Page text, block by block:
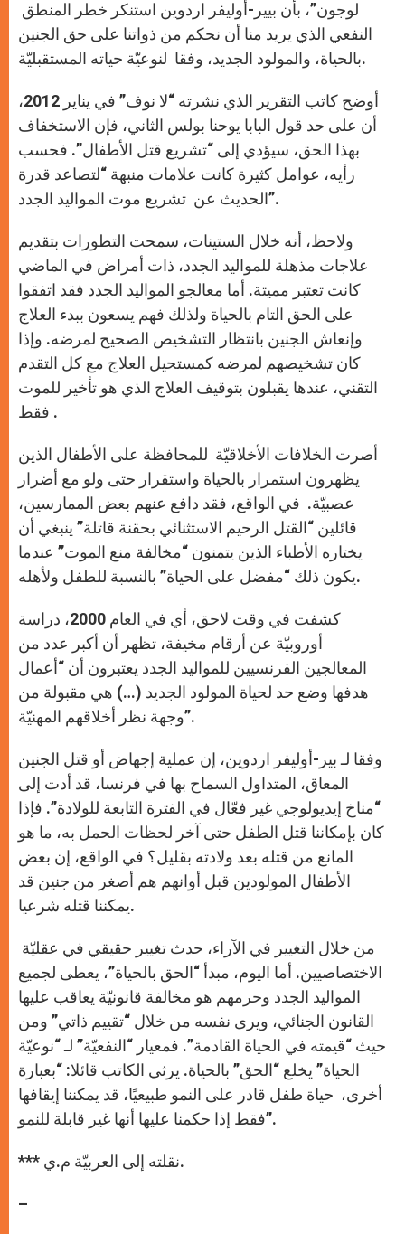
لوجون”، بأن بيير-أوليفر اردوين استنكر خطر المنطق
النفعي الذي يريد منا أن نحكم من ذواتنا على حق الجنين
بالحياة، والمولود الجديد، وفقا لنوعيّة حياته المستقبليّة.
أوضح كاتب التقرير الذي نشرته “لا نوف” في يناير 2012،
أن على حد قول البابا يوحنا بولس الثاني، فإن الاستخفاف
بهذا الحق، سيؤدي إلى “تشريع قتل الأطفال”. فحسب
رأيه، عوامل كثيرة كانت علامات منبهة “لتصاعد قدرة
الحديث عن تشريع موت المواليد الجدد”.
ولاحظ، أنه خلال الستينات، سمحت التطورات بتقديم
علاجات مذهلة للمواليد الجدد، ذات أمراض في الماضي
كانت تعتبر مميتة. أما معالجو المواليد الجدد فقد اتفقوا
على الحق التام بالحياة ولذلك فهم يسعون ببدء العلاج
وإنعاش الجنين بانتظار التشخيص الصحيح لمرضه. وإذا
كان تشخيصهم لمرضه كمستحيل العلاج مع كل التقدم
التقني، عندها يقبلون بتوقيف العلاج الذي هو تأخير للموت
فقط .
أصرت الخلافات الأخلاقيّة للمحافظة على الأطفال الذين
يظهرون استمرار بالحياة واستقرار حتى ولو مع أضرار
عصبيّة. في الواقع، فقد دافع عنهم بعض الممارسين،
قائلين “القتل الرحيم الاستثنائي بحقنة قاتلة” ينبغي أن
يختاره الأطباء الذين يتمنون “مخالفة منع الموت” عندما
يكون ذلك “مفضل على الحياة” بالنسبة للطفل ولأهله.
كشفت في وقت لاحق، أي في العام 2000، دراسة
أوروبيّة عن أرقام مخيفة، تظهر أن أكبر عدد من
المعالجين الفرنسيين للمواليد الجدد يعتبرون أن “أعمال
هدفها وضع حد لحياة المولود الجديد (…) هي مقبولة من
وجهة نظر أخلاقهم المهنيّة”.
وفقا لـ بير-أوليفر اردوين، إن عملية إجهاض أو قتل الجنين
المعاق، المتداول السماح بها في فرنسا، قد أدت إلى
“مناخ إيديولوجي غير فعّال في الفترة التابعة للولادة”. فإذا
كان بإمكاننا قتل الطفل حتى آخر لحظات الحمل به، ما هو
المانع من قتله بعد ولادته بقليل؟ في الواقع، إن بعض
الأطفال المولودين قبل أوانهم هم أصغر من جنين قد
يمكننا قتله شرعيا.
من خلال التغيير في الآراء، حدث تغيير حقيقي في عقليّة
الاختصاصيين. أما اليوم، مبدأ “الحق بالحياة”، يعطى لجميع
المواليد الجدد وحرمهم هو مخالفة قانونيّة يعاقب عليها
القانون الجنائي، ويرى نفسه من خلال “تقييم ذاتي” ومن
حيث “قيمته في الحياة القادمة”. فمعيار “النفعيّة” لـ “نوعيّة
الحياة” يخلع “الحق” بالحياة. يرثي الكاتب قائلا: “بعبارة
أخرى، حياة طفل قادر على النمو طبيعيًا، قد يمكننا إيقافها
فقط إذا حكمنا عليها أنها غير قابلة للنمو”.
*** نقلته إلى العربيّة م.ي.
–